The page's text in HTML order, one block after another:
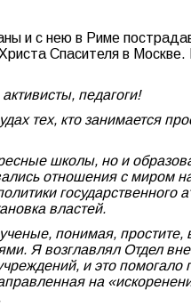
и с нею в Риме
Спасителя в Москве.
педагоги!
тех, кто занимается
школы, но и
отношения с миром
государственного
властей.
понимая, простите,
Я возглавлял Отдел
и это помогало
на